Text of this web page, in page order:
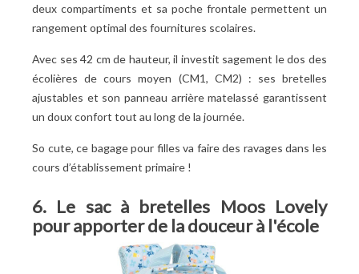
deux compartiments et sa poche frontale permettent un
rangement optimal des fournitures scolaires.
Avec ses 42 cm de hauteur, il investit sagement le dos des
écolières de cours moyen (CM1, CM2) : ses bretelles
ajustables et son panneau arrière matelassé garantissent
un doux confort tout au long de la journée.
So cute, ce bagage pour filles va faire des ravages dans les
cours d’établissement primaire !
6. Le sac à bretelles Moos Lovely
pour apporter de la douceur à l'école